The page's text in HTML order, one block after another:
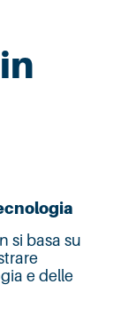
si basa su
e delle